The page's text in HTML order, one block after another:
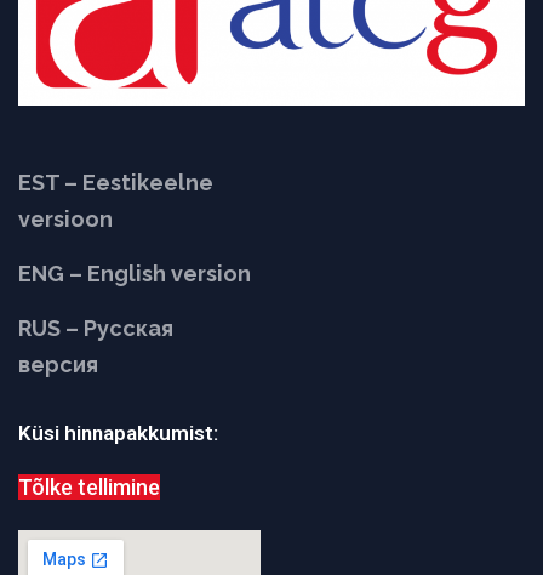
EST – Eestikeelne
versioon
ENG – English version
RUS – Русская
версия
Küsi hinnapakkumist:
Tõlke tellimine